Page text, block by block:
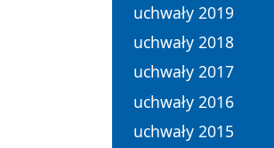
uchwały 2019
uchwały 2018
uchwały 2017
uchwały 2016
uchwały 2015